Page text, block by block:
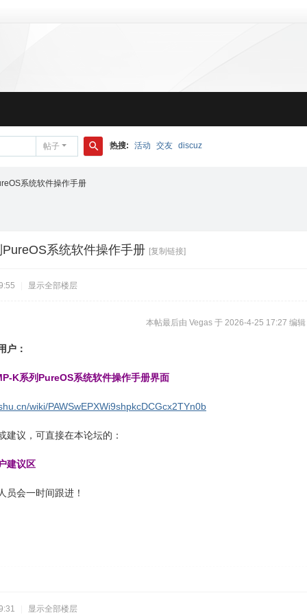
帖子
索
热搜: 活动 交友 discuz
系统软件操作手册
系统软件操作手册 [复制链接]
显示全部楼层
本帖最后由 Vegas 于 2026-4-25 17:27 编辑
户：
K系列PureOS系统软件操作手册界面
wiki/PAWSwEPXWi9shpkcDCGcx2TYn0b
建议，可直接在本论坛的：
建议区
员会一时间跟进！
显示全部楼层